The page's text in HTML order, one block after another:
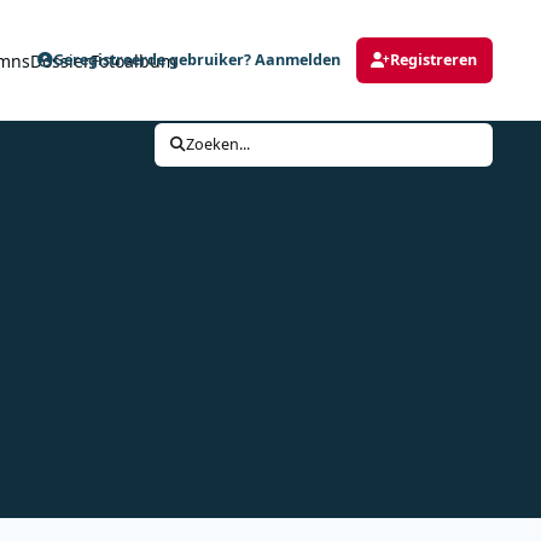
DossierFotoalbum
Geregistreerde gebruiker? Aanmelden Registreren
Zoeken...